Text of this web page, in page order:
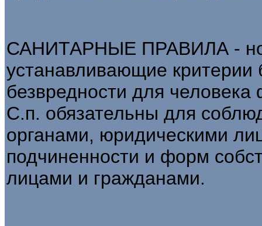
САНИТАРНЫЕ ПРАВИЛА -
устанавливающие критерии
безвредности для
С.п. обязательны для
органами, юридическими
подчиненности и форм
лицами и гражданами.